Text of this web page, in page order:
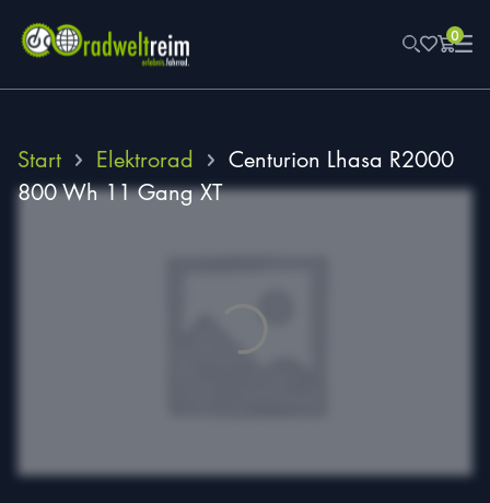
0
Start Elektrorad
Centurion Lhasa R2000
800 Wh 11 Gang XT